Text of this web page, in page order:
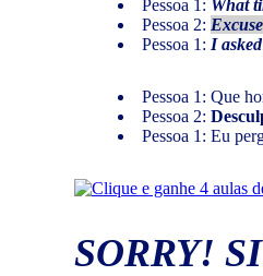
Pessoa 1: What
Pessoa 2:
Pessoa 1: I
Pessoa 1: Que
Pessoa 2:
Pessoa 1: Eu
SORRY!